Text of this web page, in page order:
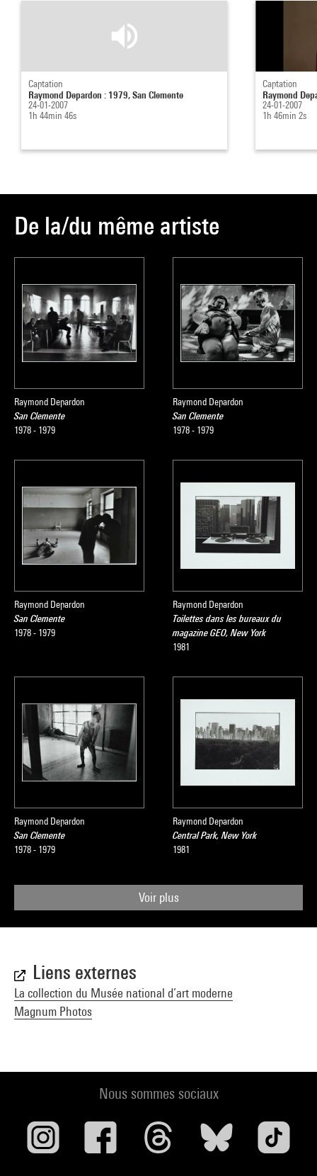
Captation
Raymond Depardon : 1979, San Clemente
24-01-2007
1h 44min 46s
Captation
Raymond
24-01-2007
1h 46min 2s
De la/du même artiste
Raymond Depardon
San Clemente
1978 - 1979
Raymond Depardon
San Clemente
1978 - 1979
Raymond Depardon
San Clemente
1978 - 1979
Raymond Depardon
Toilettes dans les bureaux du
magazine GEO, New York
1981
Raymond Depardon
San Clemente
1978 - 1979
Raymond Depardon
Central Park, New York
1981
Voir plus
Liens externes
La collection du Musée national d’art moderne
Magnum Photos
Nous sommes sociaux